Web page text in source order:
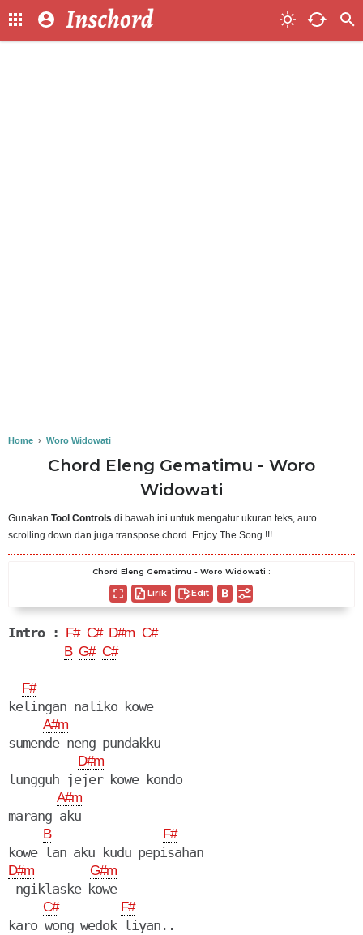
Home › Woro Widowati
Chord Eleng Gematimu - Woro
Widowati
Gunakan Tool Controls di bawah ini untuk mengatur ukuran teks, auto
scrolling down dan juga transpose chord. Enjoy The Song !!!
Chord Eleng Gematimu - Woro Widowati :
Lirik Edit
Intro : F# C# D#m C#
B G# C#
F#
kelingan naliko kowe
A#m
sumende neng pundakku
D#m
lungguh jejer kowe kondo
A#m
marang aku
B F#
D#m G#m
ngiklaske kowe
C# F#